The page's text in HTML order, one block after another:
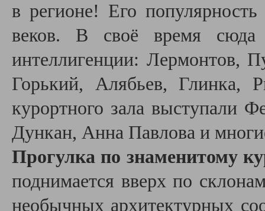
в регионе! Его
веков. В своё время сюда
интеллигенции: Лермонтов,
Горький, Алябьев, Глинка,
курортного зала выступали
Дункан, Анна Павлова и
Прогулка по знаменитому
поднимается вверх по
необычных архитектурных